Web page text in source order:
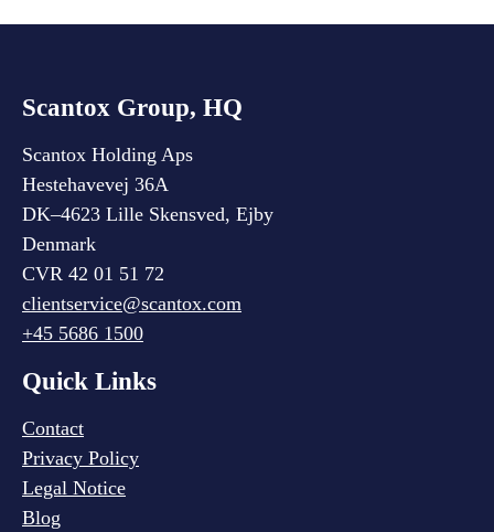
Scantox Group, HQ
Scantox Holding Aps
Hestehavevej 36A
DK–4623 Lille Skensved, Ejby
Denmark
CVR 42 01 51 72
clientservice@scantox.com
+45 5686 1500
Quick Links
Contact
Privacy Policy
Legal Notice
Blog